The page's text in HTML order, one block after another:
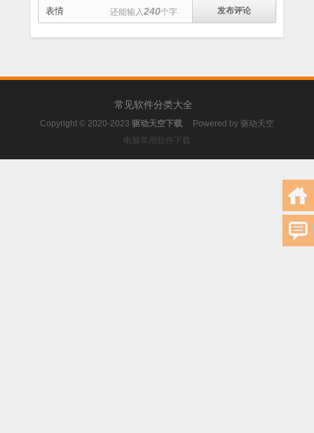
表情 还能输入 240个字
常见软件分类大全
Copyright © 2020-2023 驱动天空下载 Powered by 驱动天空
电脑常用软件下载